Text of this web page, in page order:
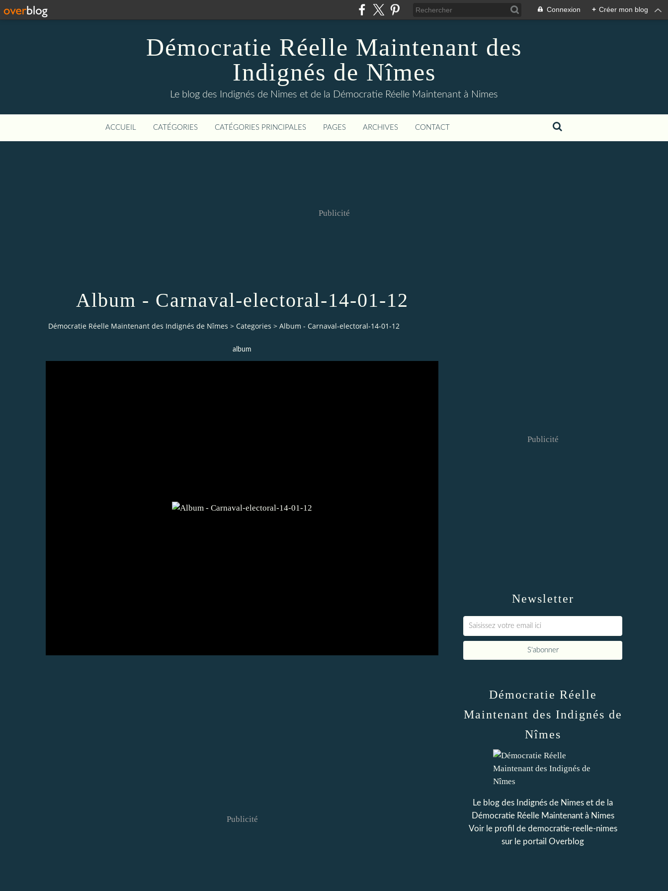
Connexion + Créer mon blog
Démocratie Réelle Maintenant des
Indignés de Nîmes
Le blog des Indignés de Nimes et de la Démocratie Réelle Maintenant à Nimes
ACCUEIL CATÉGORIES CATÉGORIES PRINCIPALES PAGES ARCHIVES CONTACT
Publicité
Album - Carnaval-electoral-14-01-12
Démocratie Réelle Maintenant des Indignés de Nîmes > Categories > Album - Carnaval-electoral-14-01-12
album
Publicité
Newsletter
Publicité
Démocratie Réelle
Maintenant des Indignés de
Nîmes
Le blog des Indignés de Nimes et de la
Démocratie Réelle Maintenant à Nimes
Voir le profil de democratie-reelle-nimes
sur le portail Overblog